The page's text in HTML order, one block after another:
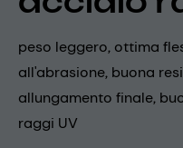
peso leggero, ottima
all'abrasione, buona
allungamento finale,
raggi UV